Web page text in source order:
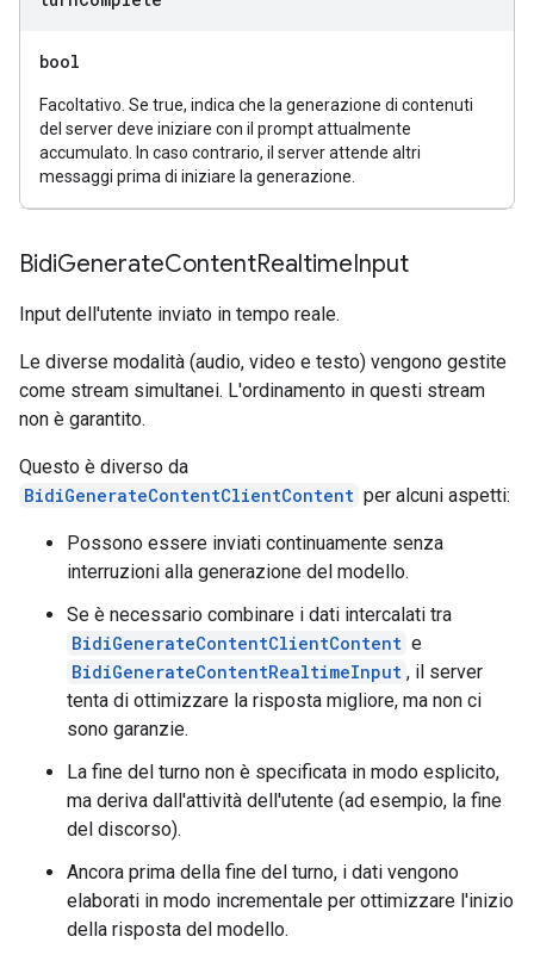
bool
Facoltativo. Se true, indica che la generazione di contenuti
del server deve iniziare con il prompt attualmente
accumulato. In caso contrario, il server attende altri
messaggi prima di iniziare la generazione.
BidiGenerateContentRealtimeInput
Input dell'utente inviato in tempo reale.
Le diverse modalità (audio, video e testo) vengono gestite
come stream simultanei. L'ordinamento in questi stream
non è garantito.
Questo è diverso da
BidiGenerateContentClientContent per alcuni aspetti:
Possono essere inviati continuamente senza
interruzioni alla generazione del modello.
Se è necessario combinare i dati intercalati tra
BidiGenerateContentClientContent e
BidiGenerateContentRealtimeInput , il server
tenta di ottimizzare la risposta migliore, ma non ci
sono garanzie.
La fine del turno non è specificata in modo esplicito,
ma deriva dall'attività dell'utente (ad esempio, la fine
del discorso).
Ancora prima della fine del turno, i dati vengono
elaborati in modo incrementale per ottimizzare l'inizio
della risposta del modello.